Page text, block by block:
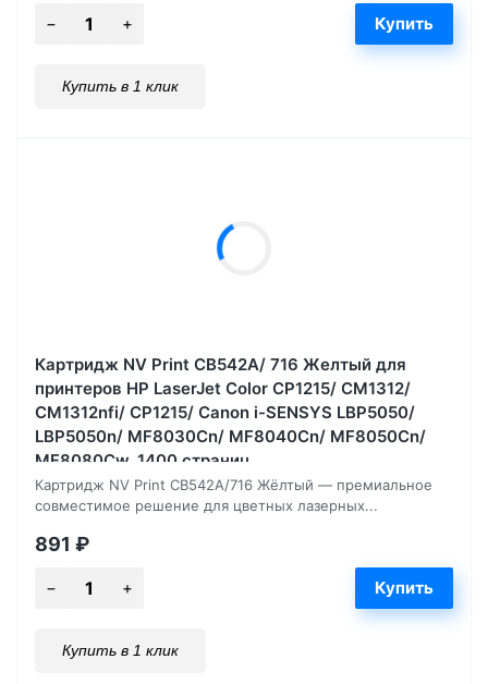
Купить в 1 клик
Картридж NV Print CB542A/ 716 Желтый для
принтеров HP LaserJet Color CP1215/ CM1312/
CM1312nfi/ CP1215/ Canon i-SENSYS LBP5050/
LBP5050n/ MF8030Cn/ MF8040Cn/ MF8050Cn/
MF8080Cw, 1400 страниц
Картридж NV Print CB542A/716 Жёлтый — премиальное
совместимое решение для цветных лазерных...
891 ₽
Купить в 1 клик